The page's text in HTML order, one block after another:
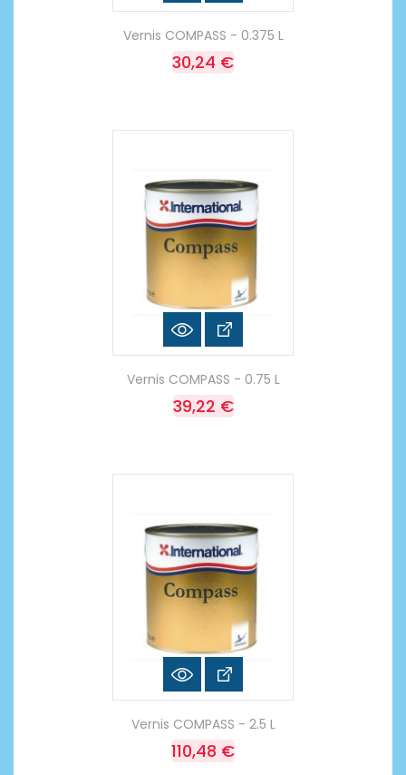
Vernis COMPASS - 0.375 L
30,24 €
Vernis COMPASS - 0.75 L
39,22 €
Vernis COMPASS - 2.5 L
110,48 €